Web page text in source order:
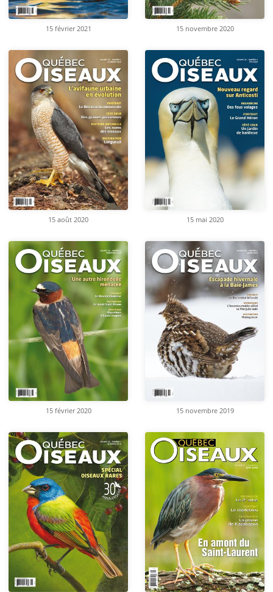
15 février 2021 15 novembre 2020
15 août 2020 15 mai 2020
15 février 2020 15 novembre 2019